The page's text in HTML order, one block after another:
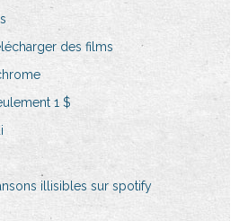
des films
1 $
illisibles sur spotify